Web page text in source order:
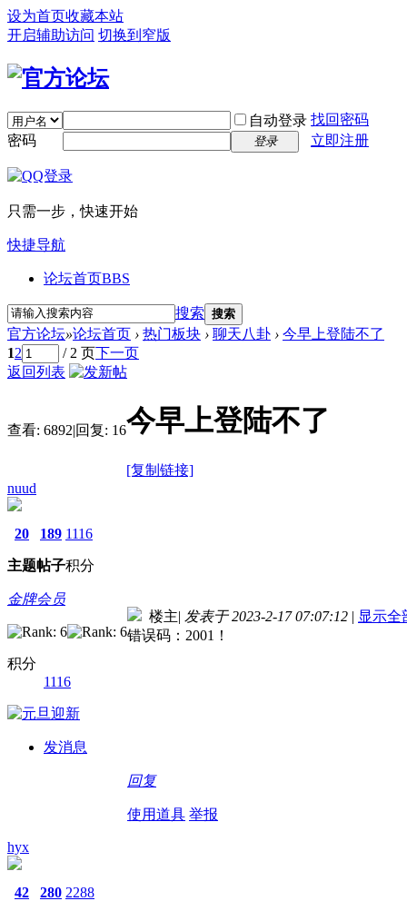
设为首页收藏本站
开启辅助访问 切换到窄版
自动登录 找回密码
密码
登录 立即注册
只需一步，快速开始
快捷导航
论坛首页BBS
搜索 搜索
官方论坛»论坛首页 › 热门板块 › 聊天八卦 › 今早上登陆不了
12 / 2 页下一页
返回列表
查看: 6892|回复: 16今早上登陆不了
[复制链接]
nuud
20
主题
189
帖子
1116
积分
金牌会员
积分
1116
发消息
楼主| 发表于 2023-2-17 07:07:12 | 显示全
错误码：2001！
回复
使用道具 举报
hyx
42 280 2288